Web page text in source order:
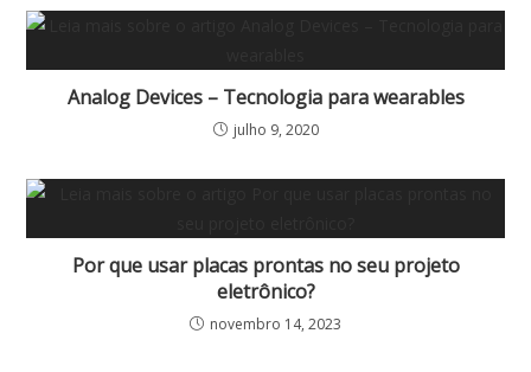
Analog Devices – Tecnologia para wearables
julho 9, 2020
Por que usar placas prontas no seu projeto
eletrônico?
novembro 14, 2023